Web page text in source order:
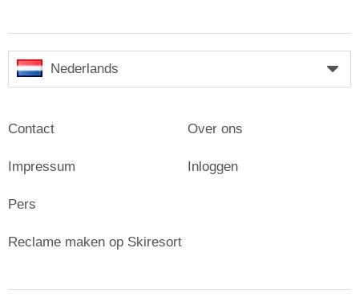
Nederlands
Contact
Impressum
Pers
Over ons
Inloggen
Reclame maken op Skiresort